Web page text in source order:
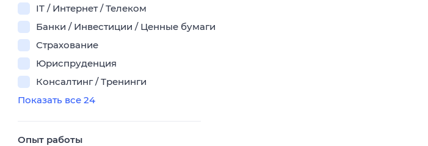
IT / Интернет / Телеком
Банки / Инвестиции / Ценные бумаги
Страхование
Юриспруденция
Консалтинг / Тренинги
Показать все 24
Опыт работы